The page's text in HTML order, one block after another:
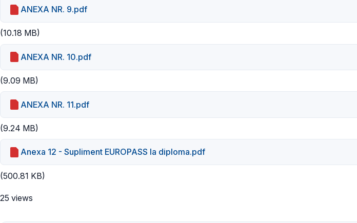
ANEXA NR. 9.pdf
(10.18 MB)
ANEXA NR. 10.pdf
(9.09 MB)
ANEXA NR. 11.pdf
(9.24 MB)
Anexa 12 - Supliment EUROPASS la diploma.pdf
(500.81 KB)
25 views